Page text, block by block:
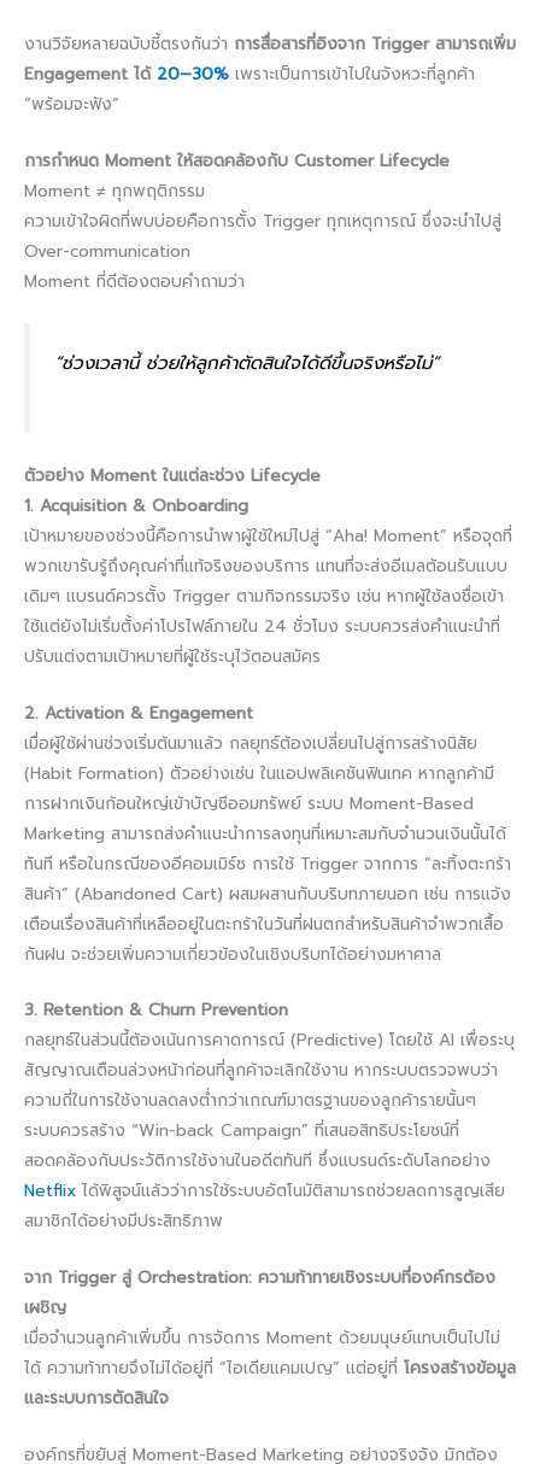
งานวิจัยหลายฉบับชี้ตรงกันว่า การสื่อสารที่อิงจาก Trigger สามารถเพิ่ม
Engagement ได้ 20–30% เพราะเป็นการเข้าไปในจังหวะที่ลูกค้า
“พร้อมจะฟัง”
การกำหนด Moment ให้สอดคล้องกับ Customer Lifecycle
Moment ≠ ทุกพฤติกรรม
ความเข้าใจผิดที่พบบ่อยคือการตั้ง Trigger ทุกเหตุการณ์ ซึ่งจะนำไปสู่
Over-communication
Moment ที่ดีต้องตอบคำถามว่า
“ช่วงเวลานี้ ช่วยให้ลูกค้าตัดสินใจได้ดีขึ้นจริงหรือไม่”
ตัวอย่าง Moment ในแต่ละช่วง Lifecycle
1. Acquisition & Onboarding
เป้าหมายของช่วงนี้คือการนำพาผู้ใช้ใหม่ไปสู่ “Aha! Moment” หรือจุดที่
พวกเขารับรู้ถึงคุณค่าที่แท้จริงของบริการ แทนที่จะส่งอีเมลต้อนรับแบบ
เดิมๆ แบรนด์ควรตั้ง Trigger ตามกิจกรรมจริง เช่น หากผู้ใช้ลงชื่อเข้า
ใช้แต่ยังไม่เริ่มตั้งค่าโปรไฟล์ภายใน 24 ชั่วโมง ระบบควรส่งคำแนะนำที่
ปรับแต่งตามเป้าหมายที่ผู้ใช้ระบุไว้ตอนสมัคร
2. Activation & Engagement
เมื่อผู้ใช้ผ่านช่วงเริ่มต้นมาแล้ว กลยุทธ์ต้องเปลี่ยนไปสู่การสร้างนิสัย
(Habit Formation) ตัวอย่างเช่น ในแอปพลิเคชันฟินเทค หากลูกค้ามี
การฝากเงินก้อนใหญ่เข้าบัญชีออมทรัพย์ ระบบ Moment-Based
Marketing สามารถส่งคำแนะนำการลงทุนที่เหมาะสมกับจำนวนเงินนั้นได้
ทันที หรือในกรณีของอีคอมเมิร์ซ การใช้ Trigger จากการ “ละทิ้งตะกร้า
สินค้า” (Abandoned Cart) ผสมผสานกับบริบทภายนอก เช่น การแจ้ง
เตือนเรื่องสินค้าที่เหลืออยู่ในตะกร้าในวันที่ฝนตกสำหรับสินค้าจำพวกเสื้อ
กันฝน จะช่วยเพิ่มความเกี่ยวข้องในเชิงบริบทได้อย่างมหาศาล
3. Retention & Churn Prevention
กลยุทธ์ในส่วนนี้ต้องเน้นการคาดการณ์ (Predictive) โดยใช้ AI เพื่อระบุ
สัญญาณเตือนล่วงหน้าก่อนที่ลูกค้าจะเลิกใช้งาน หากระบบตรวจพบว่า
ความถี่ในการใช้งานลดลงต่ำกว่าเกณฑ์มาตรฐานของลูกค้ารายนั้นๆ
ระบบควรสร้าง “Win-back Campaign” ที่เสนอสิทธิประโยชน์ที่
สอดคล้องกับประวัติการใช้งานในอดีตทันที ซึ่งแบรนด์ระดับโลกอย่าง
Netflix ได้พิสูจน์แล้วว่าการใช้ระบบอัตโนมัติสามารถช่วยลดการสูญเสีย
สมาชิกได้อย่างมีประสิทธิภาพ
จาก Trigger สู่ Orchestration: ความท้าทายเชิงระบบที่องค์กรต้อง
เผชิญ
เมื่อจำนวนลูกค้าเพิ่มขึ้น การจัดการ Moment ด้วยมนุษย์แทบเป็นไปไม่
ได้ ความท้าทายจึงไม่ได้อยู่ที่ “ไอเดียแคมเปญ” แต่อยู่ที่ โครงสร้างข้อมูล
และระบบการตัดสินใจ
องค์กรที่ขยับสู่ Moment-Based Marketing อย่างจริงจัง มักต้อง